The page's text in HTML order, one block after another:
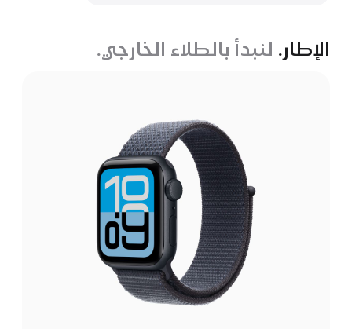
الإطار. لنبدأ بالطلاء الخارجي.